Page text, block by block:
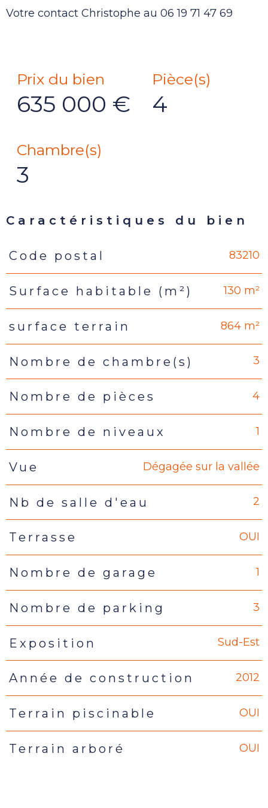
Votre contact Christophe au 06 19 71 47 69
Prix du bien
635 000 €
Pièce(s)
4
Chambre(s)
3
Caractéristiques du bien
Caractéristiques
Code postal 83210
Surface habitable (m²) 130 m²
surface terrain 864 m²
Nombre de chambre(s) 3
Nombre de pièces 4
Nombre de niveaux 1
Vue Dégagée sur la vallée
Nb de salle d'eau 2
Terrasse OUI
Nombre de garage 1
Nombre de parking 3
Exposition Sud-Est
Année de construction 2012
Terrain piscinable OUI
Terrain arboré OUI